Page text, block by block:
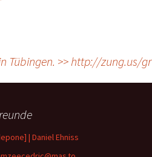
Tübingen. >> http://zung.us/gr
| Daniel Ehniss